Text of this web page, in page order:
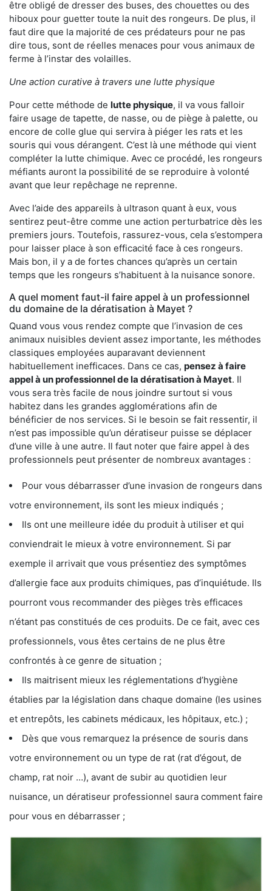
être obligé de dresser des buses, des chouettes ou des
hiboux pour guetter toute la nuit des rongeurs. De plus, il
faut dire que la majorité de ces prédateurs pour ne pas
dire tous, sont de réelles menaces pour vous animaux de
ferme à l’instar des volailles.
Une action curative à travers une lutte physique
Pour cette méthode de lutte physique, il va vous falloir
faire usage de tapette, de nasse, ou de piège à palette, ou
encore de colle glue qui servira à piéger les rats et les
souris qui vous dérangent. C’est là une méthode qui vient
compléter la lutte chimique. Avec ce procédé, les rongeurs
méfiants auront la possibilité de se reproduire à volonté
avant que leur repêchage ne reprenne.
Avec l’aide des appareils à ultrason quant à eux, vous
sentirez peut-être comme une action perturbatrice dès les
premiers jours. Toutefois, rassurez-vous, cela s’estompera
pour laisser place à son efficacité face à ces rongeurs.
Mais bon, il y a de fortes chances qu’après un certain
temps que les rongeurs s’habituent à la nuisance sonore.
A quel moment faut-il faire appel à un professionnel
du domaine de la dératisation à Mayet ?
Quand vous vous rendez compte que l’invasion de ces
animaux nuisibles devient assez importante, les méthodes
classiques employées auparavant deviennent
habituellement inefficaces. Dans ce cas, pensez à faire
appel à un professionnel de la dératisation à Mayet. Il
vous sera très facile de nous joindre surtout si vous
habitez dans les grandes agglomérations afin de
bénéficier de nos services. Si le besoin se fait ressentir, il
n’est pas impossible qu’un dératiseur puisse se déplacer
d’une ville à une autre. Il faut noter que faire appel à des
professionnels peut présenter de nombreux avantages :
Pour vous débarrasser d’une invasion de rongeurs dans
votre environnement, ils sont les mieux indiqués ;
Ils ont une meilleure idée du produit à utiliser et qui
conviendrait le mieux à votre environnement. Si par
exemple il arrivait que vous présentiez des symptômes
d’allergie face aux produits chimiques, pas d’inquiétude. Ils
pourront vous recommander des pièges très efficaces
n’étant pas constitués de ces produits. De ce fait, avec ces
professionnels, vous êtes certains de ne plus être
confrontés à ce genre de situation ;
Ils maitrisent mieux les réglementations d’hygiène
établies par la législation dans chaque domaine (les usines
et entrepôts, les cabinets médicaux, les hôpitaux, etc.) ;
Dès que vous remarquez la présence de souris dans
votre environnement ou un type de rat (rat d’égout, de
champ, rat noir …), avant de subir au quotidien leur
nuisance, un dératiseur professionnel saura comment faire
pour vous en débarrasser ;